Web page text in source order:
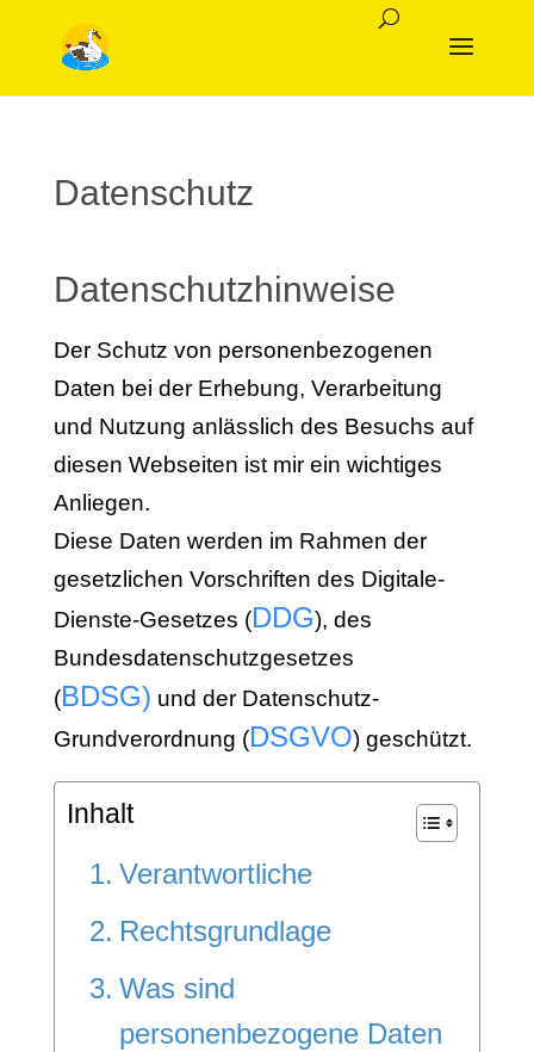
Datenschutz
Datenschutzhinweise
Der Schutz von personenbezogenen
Daten bei der Erhebung, Verarbeitung
und Nutzung anlässlich des Besuchs auf
diesen Webseiten ist mir ein wichtiges
Anliegen.
Diese Daten werden im Rahmen der
gesetzlichen Vorschriften des Digitale-
Dienste-Gesetzes (DDG), des
Bundesdatenschutzgesetzes
(BDSG) und der Datenschutz-
Grundverordnung (DSGVO) geschützt.
Inhalt
Verantwortliche
Rechtsgrundlage
Was sind
personenbezogene Daten